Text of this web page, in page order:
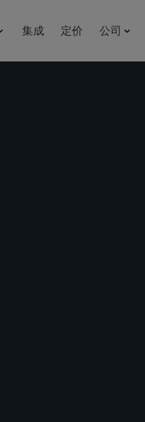
集成 定价 公司